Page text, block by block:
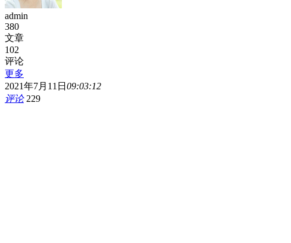
admin
380
文章
102
评论
更多
2021年7月11日 09:03:12
评论229